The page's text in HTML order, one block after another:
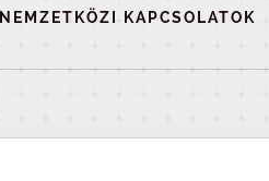
NEMZETKÖZI KAPCSOLATOK